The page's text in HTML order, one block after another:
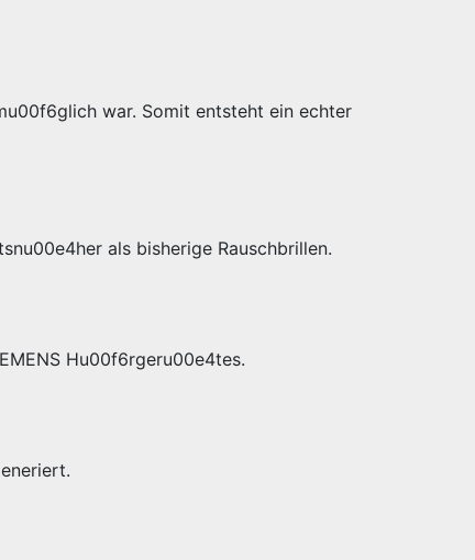
war. Somit entsteht ein echter
als bisherige Rauschbrillen.
Hu00f6rgeru00e4tes.